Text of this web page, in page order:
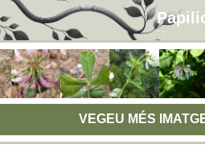
VEGEU MÉS